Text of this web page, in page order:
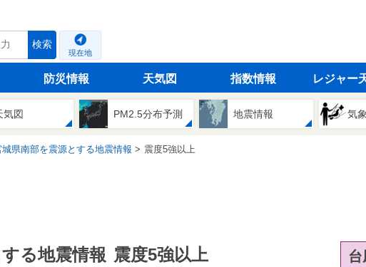
検索
現在地
防災情報 天気図 指数情報 レジャー
気図 PM2.5分布予測 地震情報 気
城県南部を震源とする地震情報 震度5強以上
る地震情報 震度5強以上